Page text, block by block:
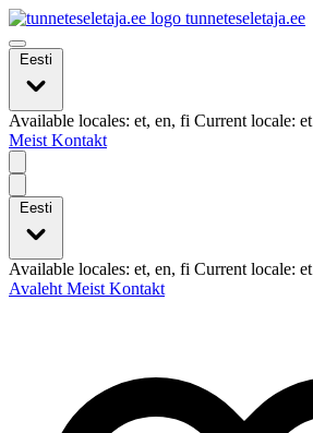
tunneteseletaja.ee
Eesti
Available locales: et, en, fi Current locale: et
Meist Kontakt
Eesti
Available locales: et, en, fi Current locale: et
Avaleht Meist Kontakt